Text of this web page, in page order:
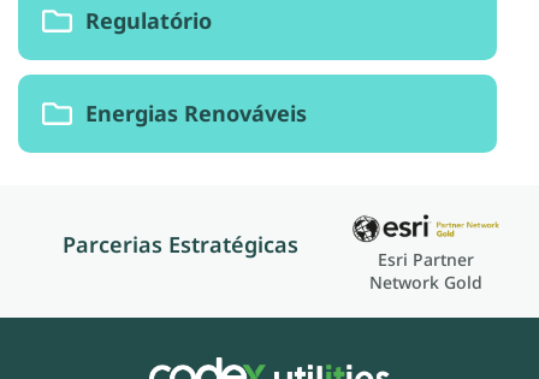
Regulatório
Energias Renováveis
Parcerias Estratégicas
Esri Partner
Network Gold